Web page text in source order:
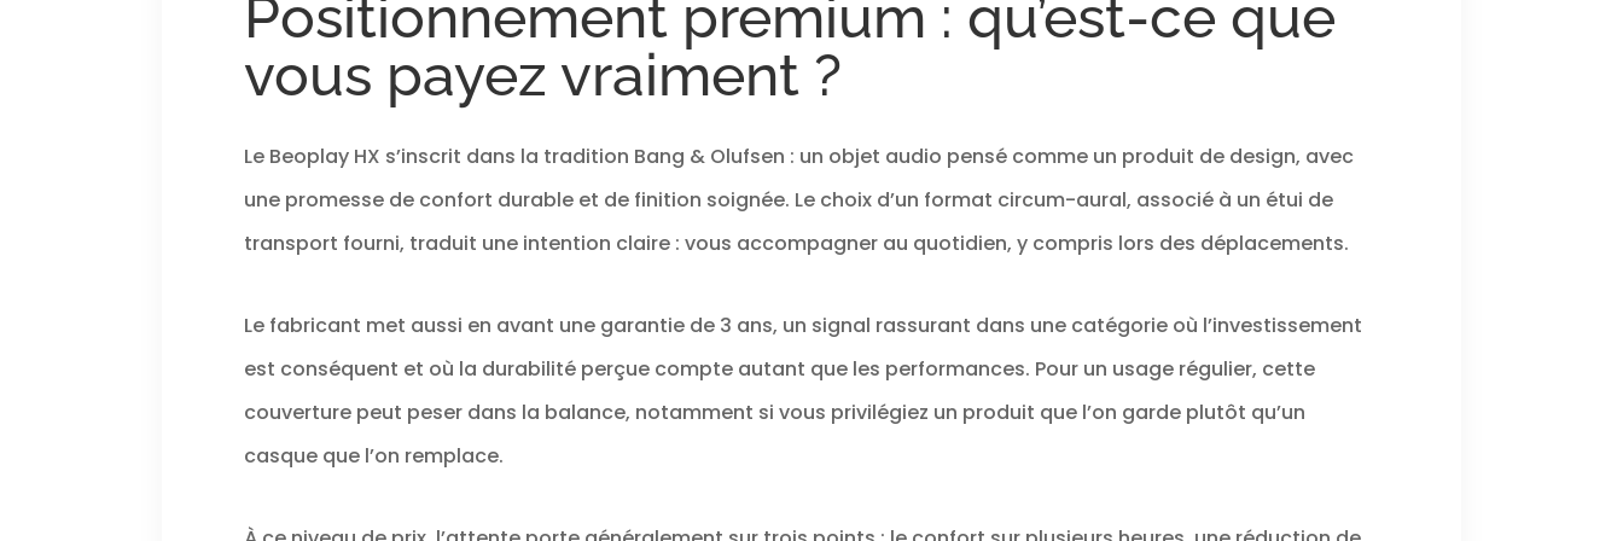
durée, un confort optimal, 6 microphones et l'ANC, le Beoplay HX
convient au télétravail CONNECTIVITÉ AVANCÉE: Équipé du Bluetooth 5.1 et
de la dernière technologie d'appariement pour une connexion plus
rapide, plus fiable et plus stable avec vos appareils MATÉRIAUX PREMIUM:
confort optimal, avec aluminium anodisé recyclé et plastique recyclé
pour une conception durable
Positionnement premium : qu’est-ce que
vous payez vraiment ?
Le Beoplay HX s’inscrit dans la tradition Bang & Olufsen : un objet audio pensé comme un produit de design, avec
une promesse de confort durable et de finition soignée. Le choix d’un format circum-aural, associé à un étui de
transport fourni, traduit une intention claire : vous accompagner au quotidien, y compris lors des déplacements.
Le fabricant met aussi en avant une garantie de 3 ans, un signal rassurant dans une catégorie où l’investissement
est conséquent et où la durabilité perçue compte autant que les performances. Pour un usage régulier, cette
couverture peut peser dans la balance, notamment si vous privilégiez un produit que l’on garde plutôt qu’un
casque que l’on remplace.